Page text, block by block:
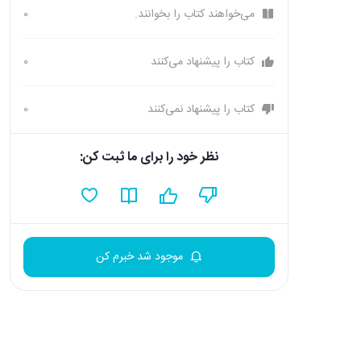
می‌خواهند کتاب را بخوانند. 0
کتاب را پیشنهاد می‌کنند 0
کتاب را پیشنهاد نمی‌کنند 0
نظر خود را برای ما ثبت کن:
موجود شد خبرم کن